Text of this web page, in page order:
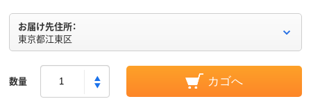
お届け先住所：
東京都江東区
数量 カゴへ